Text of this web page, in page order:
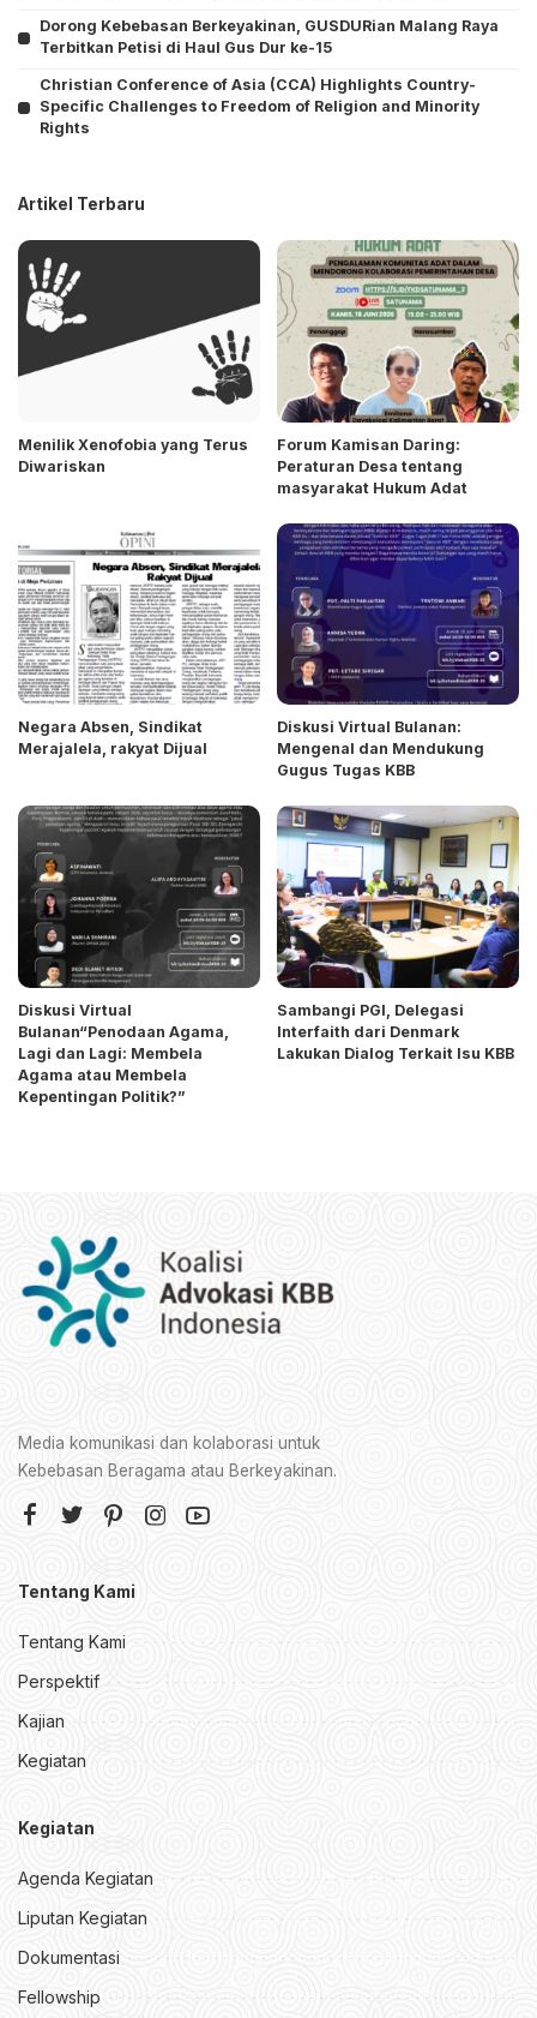
Dorong Kebebasan Berkeyakinan, GUSDURian Malang Raya
Terbitkan Petisi di Haul Gus Dur ke-15
Christian Conference of Asia (CCA) Highlights Country-
Specific Challenges to Freedom of Religion and Minority
Rights
Artikel Terbaru
Menilik Xenofobia yang Terus
Diwariskan
Forum Kamisan Daring:
Peraturan Desa tentang
masyarakat Hukum Adat
Negara Absen, Sindikat
Merajalela, rakyat Dijual
Diskusi Virtual Bulanan:
Mengenal dan Mendukung
Gugus Tugas KBB
Diskusi Virtual
Bulanan“Penodaan Agama,
Lagi dan Lagi: Membela
Agama atau Membela
Kepentingan Politik?”
Sambangi PGI, Delegasi
Interfaith dari Denmark
Lakukan Dialog Terkait Isu KBB
Media komunikasi dan kolaborasi untuk
Kebebasan Beragama atau Berkeyakinan.
Tentang Kami
Tentang Kami
Perspektif
Kajian
Kegiatan
Kegiatan
Agenda Kegiatan
Liputan Kegiatan
Dokumentasi
Fellowship